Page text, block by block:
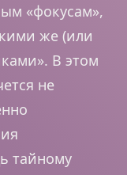
«фокусам»,
же (или
В этом
не
тайному